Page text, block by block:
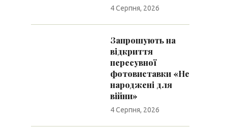
4 Серпня, 2026
Запрошують на
відкриття
пересувної
фотовиставки «Не
народжені для
війни»
4 Серпня, 2026